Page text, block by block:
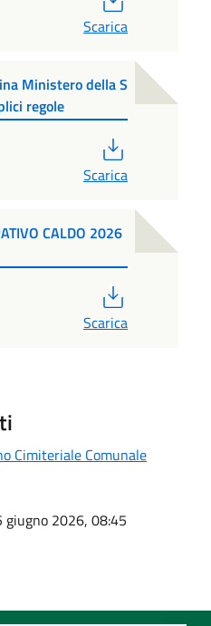
Scarica
Ministero della S
regole
Scarica
CALDO 2026
Scarica
Cimiteriale Comunale
giugno 2026, 08:45